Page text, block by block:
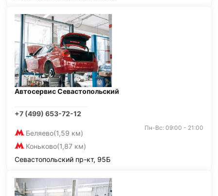
Автосервис Севастопольский
+7 (499) 653-72-12
Беляево(1,59 км)
Коньково(1,87 км)
Пн-Вс: 09:00 - 21:00
Севастопольский пр-кт, 95Б